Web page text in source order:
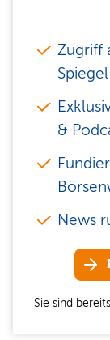
Zugriff
Spiegel
&
News
Sie sind